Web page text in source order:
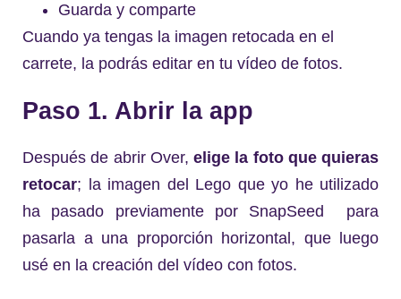
Guarda y comparte
Cuando ya tengas la imagen retocada en el
carrete, la podrás editar en tu vídeo de fotos.
Paso 1. Abrir la app
Después de abrir Over, elige la foto que quieras
retocar; la imagen del Lego que yo he utilizado
ha pasado previamente por SnapSeed para
pasarla a una proporción horizontal, que luego
usé en la creación del vídeo con fotos.